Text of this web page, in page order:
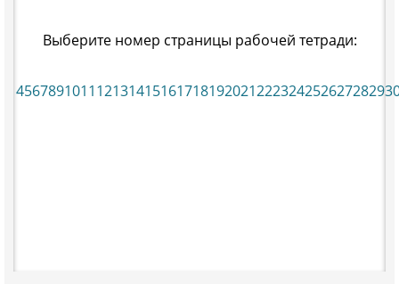
Выберите номер страницы рабочей тетради:
4567891011121314151617181920212223242526272829